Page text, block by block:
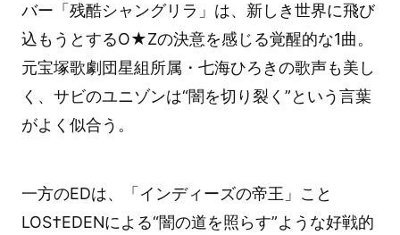
バー「残酷シャングリラ」は、新しき世界に飛び
込もうとするO★Zの決意を感じる覚醒的な1曲。
元宝塚歌劇団星組所属・七海ひろきの歌声も美し
く、サビのユニゾンは“闇を切り裂く”という言葉
がよく似合う。
一方のEDは、「インディーズの帝王」こと
LOS†EDENによる“闇の道を照らす”ような好戦的